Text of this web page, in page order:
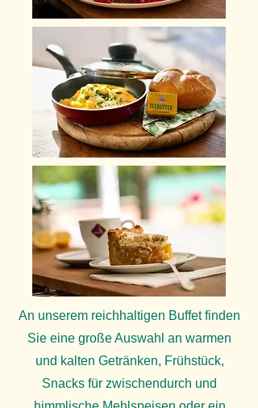
An unserem reichhaltigen Buffet finden
Sie eine große Auswahl an warmen
und kalten Getränken, Frühstück,
Snacks für zwischendurch und